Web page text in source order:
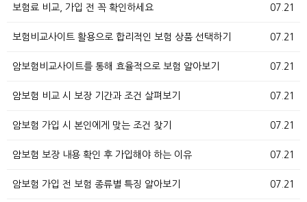
07.21
보험료 비교, 가입 전 꼭 확인하세요
07.21
보험비교사이트 활용으로 합리적인 보험 상품 선택하기
07.21
암보험비교사이트를 통해 효율적으로 보험 알아보기
07.21
암보험 비교 시 보장 기간과 조건 살펴보기
07.21
암보험 가입 시 본인에게 맞는 조건 찾기
07.21
암보험 보장 내용 확인 후 가입해야 하는 이유
07.21
암보험 가입 전 보험 종류별 특징 알아보기